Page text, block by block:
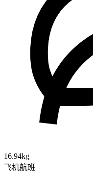
16.94kg
飞机航班